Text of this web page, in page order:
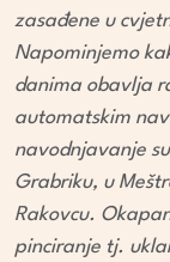
zasađene u
Napominjemo
danima obavlja
automatskim
navodnjavanje
Grabriku, u
Rakovcu.
pinciranje tj.